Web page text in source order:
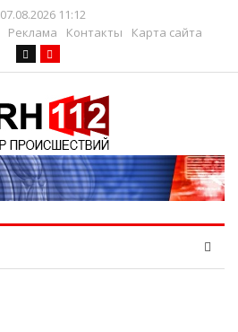
07.08.2026 11:12
Реклама Контакты Карта сайта